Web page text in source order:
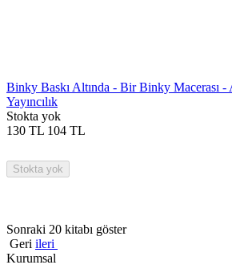
Binky Baskı Altında - Bir Binky Macerası
Yayıncılık
Stokta yok
130 TL 104 TL
Stokta yok
Sonraki 20 kitabı göster
Geri ileri
Kurumsal